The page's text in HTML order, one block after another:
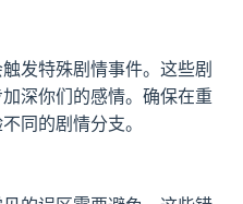
发特殊剧情事件。这些剧
深你们的感情。确保在重
同的剧情分支。